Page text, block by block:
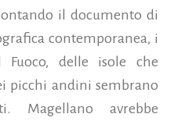
il documento di
contemporanea, i
delle isole che
picchi andini sembrano
Magellano avrebbe